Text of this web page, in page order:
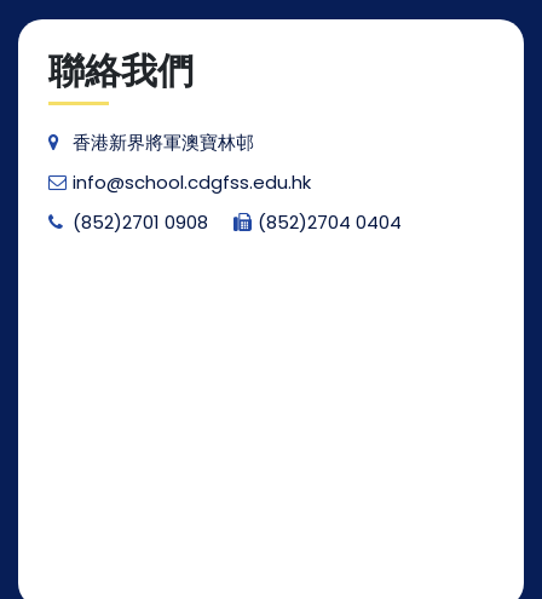
聯絡我們
香港新界將軍澳寶林邨
info@school.cdgfss.edu.hk
(852)2701 0908
(852)2704 0404